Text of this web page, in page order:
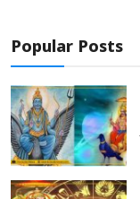
Popular Posts